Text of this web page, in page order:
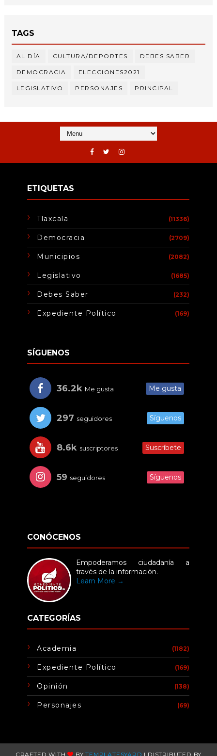
TAGS
AL DÍA CULTURA/DEPORTES DEBES SABER
DEMOCRACIA ELECCIONES2021
LEGISLATIVO PERSONAJES PRINCIPAL
ETIQUETAS
Tlaxcala (11336)
Democracia (2709)
Municipios (2082)
Legislativo (1685)
Debes Saber (232)
Expediente Político (169)
SÍGUENOS
36.2k Me gusta Me gusta
297 seguidores Síguenos
8.6k suscriptores Suscríbete
59 seguidores Síguenos
CONÓCENOS
Empoderamos ciudadanía a
través de la información.
Learn More →
CATEGORÍAS
Academia (1182)
Expediente Político (169)
Opinión (138)
Personajes (69)
CRAFTED WITH BYTEMPLATESYARD | DISTRIBUTED BY